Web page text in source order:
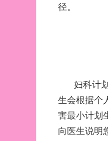
径。
妇科计
生会根据个
害最小计划
向医生说明